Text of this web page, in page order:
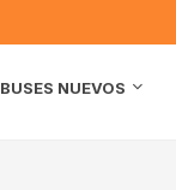
BUSES NUEVOS